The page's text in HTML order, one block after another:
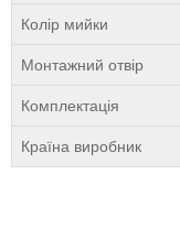
Колір мийки
Монтажний отвір
Комплектація
Країна виробник